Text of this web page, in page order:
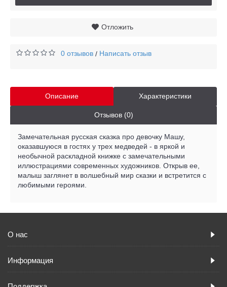
Отложить
0 отзывов / Написать отзыв
Описание Характеристики
Отзывов (0)
Замечательная русская сказка про девочку Машу,
оказавшуюся в гостях у трех медведей - в яркой и
необычной раскладной книжке с замечательными
иллюстрациями современных художников. Открыв ее,
малыш заглянет в волшебный мир сказки и встретится с
любимыми героями.
О нас
Информация